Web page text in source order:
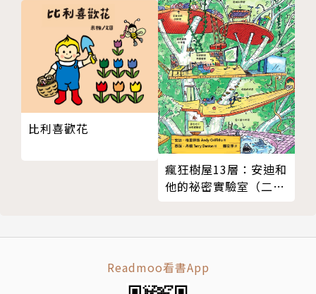
△從悲傷與選擇中，引導出「非暴力解決衝突」的可
能，溫暖又具教育意涵。
*6歲以上適讀，無注音
※ ※ ※
《塔基福歐大冒險》套書系列特色
■最受歡迎的麥塊主角衍生商品：韓國最強Minecraft
發性動腦手作新事物
■人格X人際的經驗成長：近250萬名兒童有共感的成
比利喜歡花
瘋狂樹屋13層：安迪和
他的祕密實驗室（二
Readmoo看書App